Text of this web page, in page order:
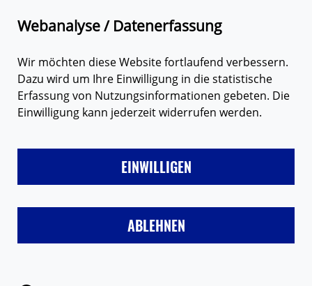
Webanalyse / Datenerfassung
Wir möchten diese Website fortlaufend verbessern.
Dazu wird um Ihre Einwilligung in die statistische
Erfassung von Nutzungsinformationen gebeten. Die
Einwilligung kann jederzeit widerrufen werden.
EINWILLIGEN
ABLEHNEN
LIEBE FREUNDE & FAMILIE SEX VERHÜTUNG